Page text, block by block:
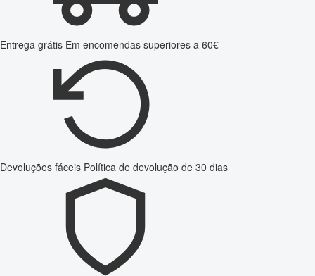
Entrega grátis Em encomendas superiores a 60€
Devoluções fáceis Política de devolução de 30 dias